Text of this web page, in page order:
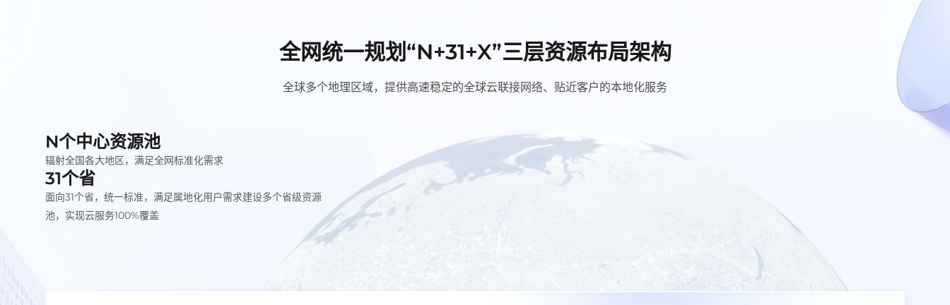
全网统一规划“N+31+X”三层资源布局架构
全球多个地理区域，提供高速稳定的全球云联接网络、贴近客户的本地化服务
N个中心资源池
辐射全国各大地区，满足全网标准化需求
31个省
面向31个省，统一标准，满足属地化用户需求建设多个省级资源
池，实现云服务100%覆盖